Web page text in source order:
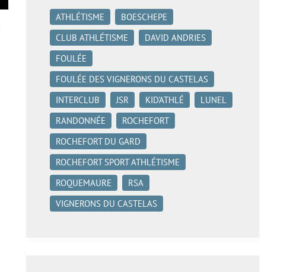
ATHLÉTISME
BOESCHEPE
CLUB ATHLÉTISME
DAVID ANDRIES
FOULÉE
FOULÉE DES VIGNERONS DU CASTELAS
INTERCLUB
JSR KID'ATHLÉ
LUNEL
RANDONNÉE
ROCHEFORT
ROCHEFORT DU GARD
ROCHEFORT SPORT ATHLÉTISME
ROQUEMAURE
RSA
VIGNERONS DU CASTELAS